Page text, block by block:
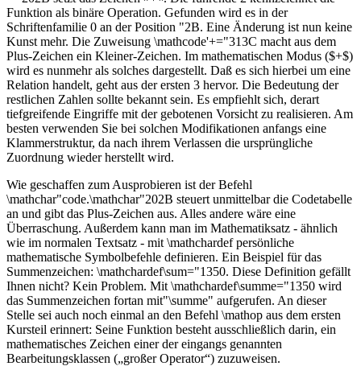
Funktion als binäre Operation. Gefunden wird es in der
Schriftenfamilie 0 an der Position "2B. Eine Änderung ist nun keine
Kunst mehr. Die Zuweisung \mathcode'+="313C macht aus dem
Plus-Zeichen ein Kleiner-Zeichen. Im mathematischen Modus ($+$)
wird es nunmehr als solches dargestellt. Daß es sich hierbei um eine
Relation handelt, geht aus der ersten 3 hervor. Die Bedeutung der
restlichen Zahlen sollte bekannt sein. Es empfiehlt sich, derart
tiefgreifende Eingriffe mit der gebotenen Vorsicht zu realisieren. Am
besten verwenden Sie bei solchen Modifikationen anfangs eine
Klammerstruktur, da nach ihrem Verlassen die ursprüngliche
Zuordnung wieder herstellt wird.
Wie geschaffen zum Ausprobieren ist der Befehl
\mathchar"code.\mathchar"202B steuert unmittelbar die Codetabelle
an und gibt das Plus-Zeichen aus. Alles andere wäre eine
Überraschung. Außerdem kann man im Mathematiksatz - ähnlich
wie im normalen Textsatz - mit \mathchardef persönliche
mathematische Symbolbefehle definieren. Ein Beispiel für das
Summenzeichen: \mathchardef\sum="1350. Diese Definition gefällt
Ihnen nicht? Kein Problem. Mit \mathchardef\summe="1350 wird
das Summenzeichen fortan mit"\summe" aufgerufen. An dieser
Stelle sei auch noch einmal an den Befehl \mathop aus dem ersten
Kursteil erinnert: Seine Funktion besteht ausschließlich darin, ein
mathematisches Zeichen einer der eingangs genannten
Bearbeitungsklassen („großer Operator“) zuzuweisen.